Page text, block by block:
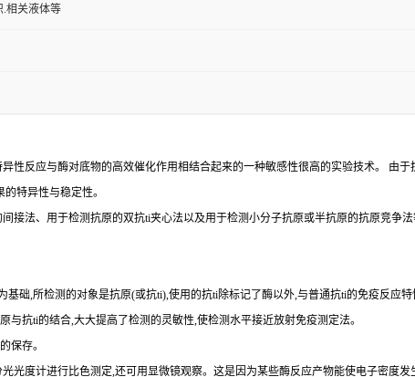
.相关液体等
异性反应与酶对底物的高效催化作用相结合起来的一种敏感性很高的实验技术。 由于
特异性与稳定性。
间接法、用于检测抗原的双抗ti夹心法以及用于检测小分子抗原或半抗原的抗原竞争
础,所检测的对象是抗原(或抗ti),使用的抗ti除标记了酶以外,与普通抗ti的免疫反应特
抗ti的结合,大大提高了检测的灵敏性,使检测水平接近放射免疫测定法。
保存。
光度计进行比色测定,还可用显微镜观察。这是因为某些酶反应产物能使电子密度发